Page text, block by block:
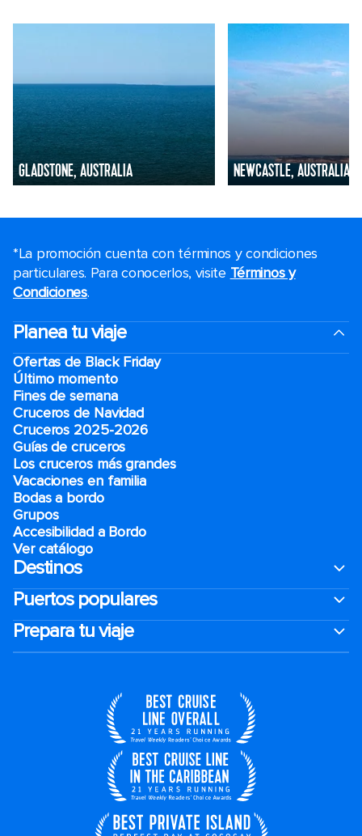
GLADSTONE, AUSTRALIA NEWCASTLE, AUSTRALIA
*La promoción cuenta con términos y condiciones
particulares. Para conocerlos, visite Términos y
Condiciones.
Planea tu viaje
Ofertas de Black Friday
Último momento
Fines de semana
Cruceros de Navidad
Cruceros 2025-2026
Guías de cruceros
Los cruceros más grandes
Vacaciones en familia
Bodas a bordo
Grupos
Accesibilidad a Bordo
Ver catálogo
Destinos
Puertos populares
Prepara tu viaje